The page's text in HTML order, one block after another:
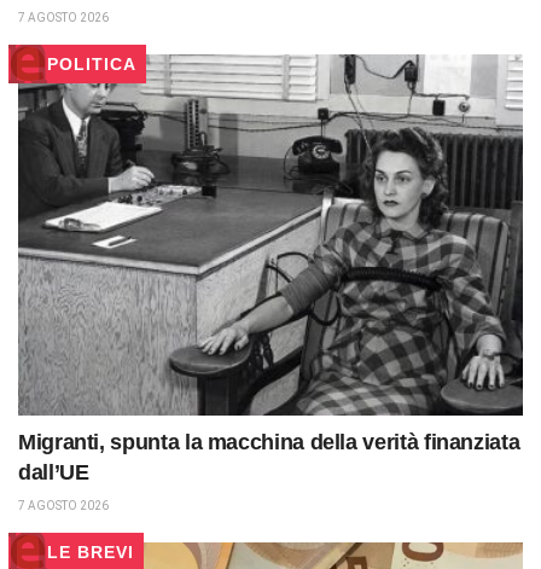
7 AGOSTO 2026
POLITICA
Migranti, spunta la macchina della verità finanziata
dall’UE
7 AGOSTO 2026
LE BREVI